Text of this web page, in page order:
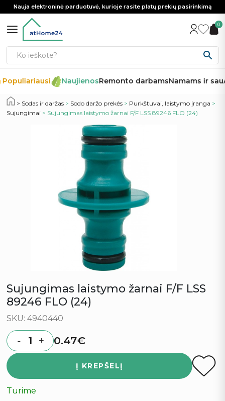
Nauja elektroninė parduotuvė, kurioje rasite platų prekių pasirinkimą
0
Populiariausi NaujienosRemonto darbamsNamams ir sau
Sodas ir daržas > Sodo daržo prekės > Purkštuvai, laistymo įranga >
Sujungimai > Sujungimas laistymo žarnai F/F LSS 89246 FLO (24)
Sujungimas laistymo žarnai F/F LSS
89246 FLO (24)
SKU: 4940440
Quantity
- + 0.47€
Į KREPŠELĮ
Turime